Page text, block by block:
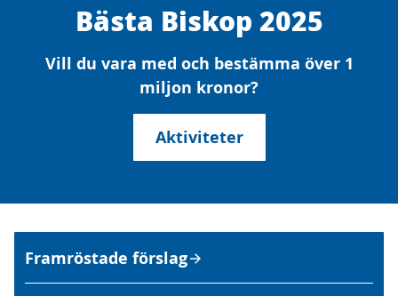
Bästa Biskop 2025
Vill du vara med och bestämma över 1
miljon kronor?
Aktiviteter
Framröstade förslag